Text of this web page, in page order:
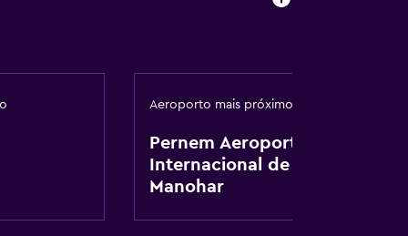
Aeroporto mais próximo
Pernem Aeroporto
Internacional de
Manohar